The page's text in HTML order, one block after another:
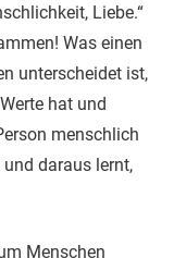
Liebe.“
Was einen
unterscheidet ist,
hat und
menschlich
daraus lernt,
Menschen